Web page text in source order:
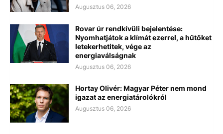
Augusztus 06, 2026
Rovar úr rendkívüli bejelentése:
Nyomhatjátok a klímát ezerrel, a hűtőket
letekerhetitek, vége az
energiaválságnak
Augusztus 06, 2026
Hortay Olivér: Magyar Péter nem mond
igazat az energiatárolókról
Augusztus 06, 2026